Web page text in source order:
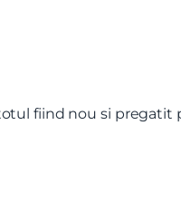
fiind nou si pregatit